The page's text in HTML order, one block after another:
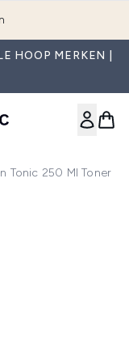
HOOP MERKEN |
Tonic 250 Ml Toner
250 ml Toner